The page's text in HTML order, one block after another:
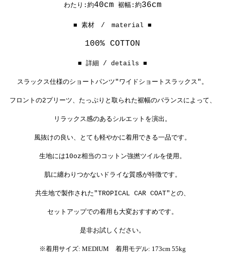
わたり:約40cm 裾幅:約36cm
■ 素材 / material ■
100% COTTON
■ 詳細 / details ■
スラックス仕様のショートパンツ"ワイドショートスラックス"。
フロントの2プリーツ、たっぷりと取られた裾幅のバランスによって、
リラックス感のあるシルエットを演出。
風抜けの良い、とても軽やかに着用できる一品です。
生地には10oz相当のコットン強撚ツイルを使用。
肌に纏わりつかないドライな質感が特徴です。
共生地で製作された"TROPICAL CAR COAT"との、
セットアップでの着用も大変おすすめです。
是非お試しください。
※着用サイズ: MEDIUM 着用モデル: 173cm 55kg